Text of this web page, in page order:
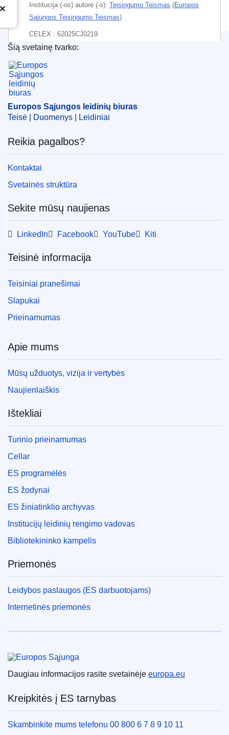
Institucija (-os) autorė (-s): Teisingumo Teismas (Europos
Sąjungos Teisingumo Teismas)
CELEX : 62025CJ0219
ECLI : ECLI:EU:C:2025:456
Europos Sąjungos leidinių biuras
Šią svetainę tvarko:
Europos Sąjungos leidinių biuras
Teisė | Duomenys | Leidiniai
Reikia pagalbos?
Kontaktai
Svetainės struktūra
Sekite mūsų naujienas
LinkedIn Facebook YouTube Kiti
Teisinė informacija
Teisiniai pranešimai
Slapukai
Prieinamumas
Apie mums
Mūsų užduotys, vizija ir vertybės
Naujienlaiškis
Ištekliai
Turinio prieinamumas
Cellar
ES programėlės
ES žodynai
ES žiniatinklio archyvas
Institucijų leidinių rengimo vadovas
Bibliotekininko kampelis
Priemonės
Leidybos paslaugos (ES darbuotojams)
Internetinės priemonės
Daugiau informacijos rasite svetainėje europa.eu
Kreipkitės į ES tarnybas
Skambinkite mums telefonu 00 800 6 7 8 9 10 11